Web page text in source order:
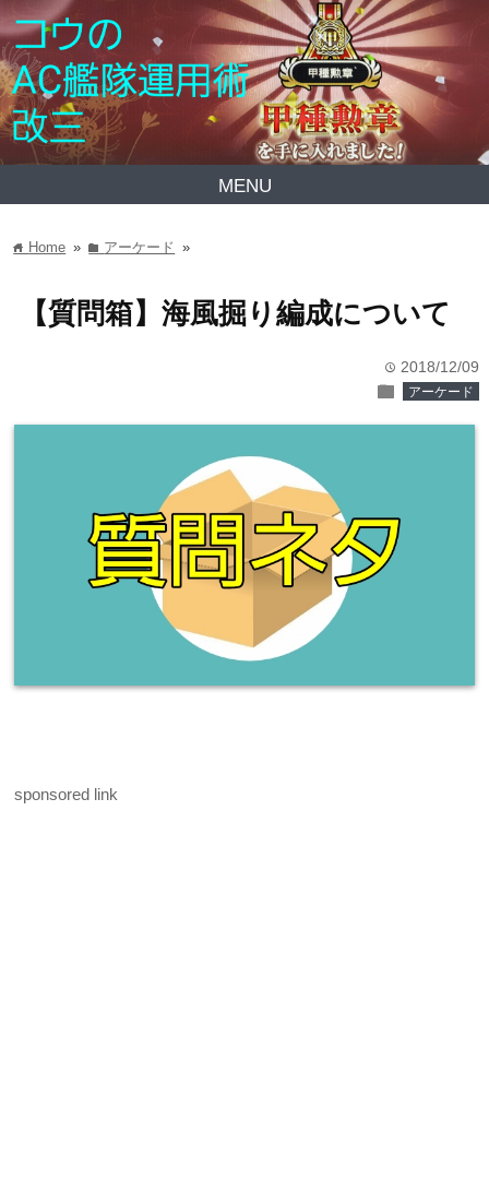
MENU
home Home » folder アーケード »
【質問箱】海風掘り編成について
time 2018/12/09
folder アーケード
sponsored link